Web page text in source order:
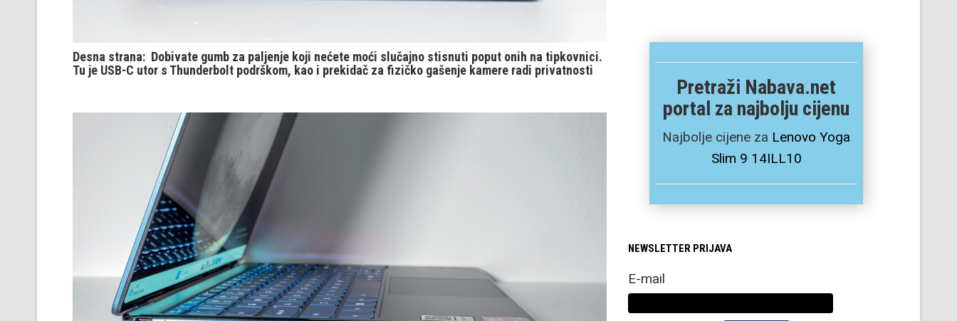
Desna strana: Dobivate gumb za paljenje koji nećete moći slučajno stisnuti poput onih na tipkovnici.
Tu je USB-C utor s Thunderbolt podrškom, kao i prekidač za fizičko gašenje kamere radi privatnosti
Pretraži Nabava.net
portal za najbolju cijenu
Najbolje cijene za Lenovo Yoga
Slim 9 14ILL10
NEWSLETTER PRIJAVA
E-mail